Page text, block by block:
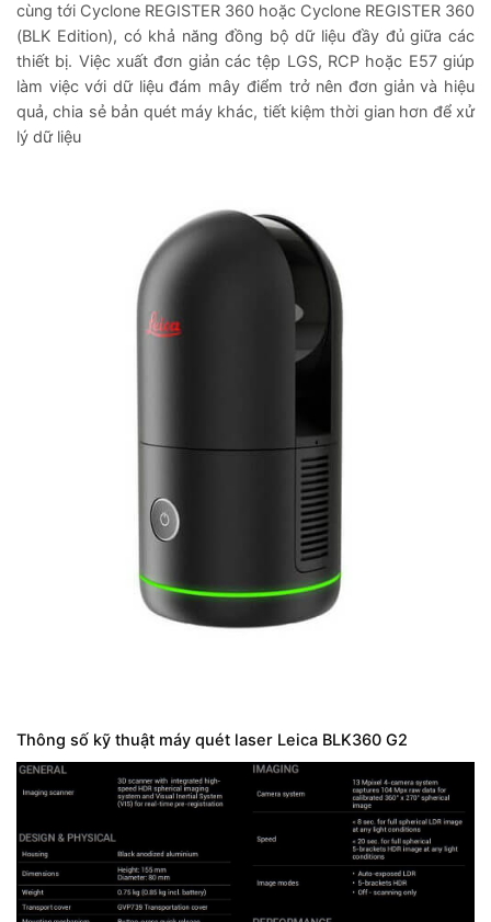
cùng tới Cyclone REGISTER 360 hoặc Cyclone REGISTER 360
(BLK Edition), có khả năng đồng bộ dữ liệu đầy đủ giữa các
thiết bị. Việc xuất đơn giản các tệp LGS, RCP hoặc E57 giúp
làm việc với dữ liệu đám mây điểm trở nên đơn giản và hiệu
quả, chia sẻ bản quét máy khác, tiết kiệm thời gian hơn để xử
lý dữ liệu
Thông số kỹ thuật máy quét laser Leica BLK360 G2